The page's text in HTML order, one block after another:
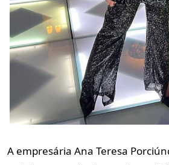
A empresária Ana Teresa